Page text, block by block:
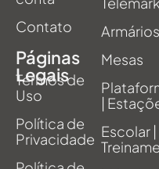
Contato
Páginas
Legais
Termos de
Uso
Política de
Privacidade
Armários
Mesas
|
Escolar |